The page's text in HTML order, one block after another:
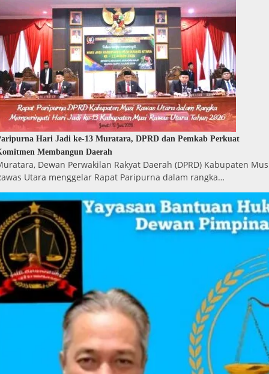
Hari Jadi ke-13 Muratara, DPRD dan Pemkab Perkuat
Membangun Daerah
Dewan Perwakilan Rakyat Daerah (DPRD) Kabupaten
Utara menggelar Rapat Paripurna dalam rangka…